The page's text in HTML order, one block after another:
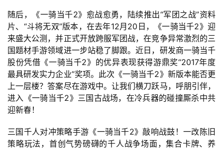
单
机
游
戏
休
闲
游
戏
2
随后，《一骑当千2》愈战愈勇，陆续推出“军团之战”资料
片、“斗将无双”版本，在去年12月20日，《一骑当千2》迎
来盛大公测，并正式开放跨服军团战，在竞争异常激烈的三
国题材手游领域进一步站稳了脚跟。近日，研发商一骑当千
股份凭借《一骑当千2》的优异表现获得游鼎奖“2017年度
最具研发实力企业”奖项。此次《一骑当千2》新版本能否更
上一层楼？答案尽在游戏中。让我们横刀跃马，呼朋引伴，
进入《一骑当千2》三国古战场，在冷兵器的碰撞厮杀中共
迎新春！
三国千人对冲策略手游《一骑当千2》敲响战鼓！一改陈旧
策略玩法，首创气势磅礴的千人战争场面，集合卡牌、养